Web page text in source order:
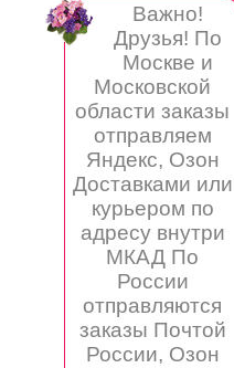
Важно!
Друзья! По
Москве и
Московской
области заказы
отправляем
Яндекс, Озон
Доставками или
курьером по
адресу внутри
МКАД По
России
отправляются
заказы Почтой
России, Озон